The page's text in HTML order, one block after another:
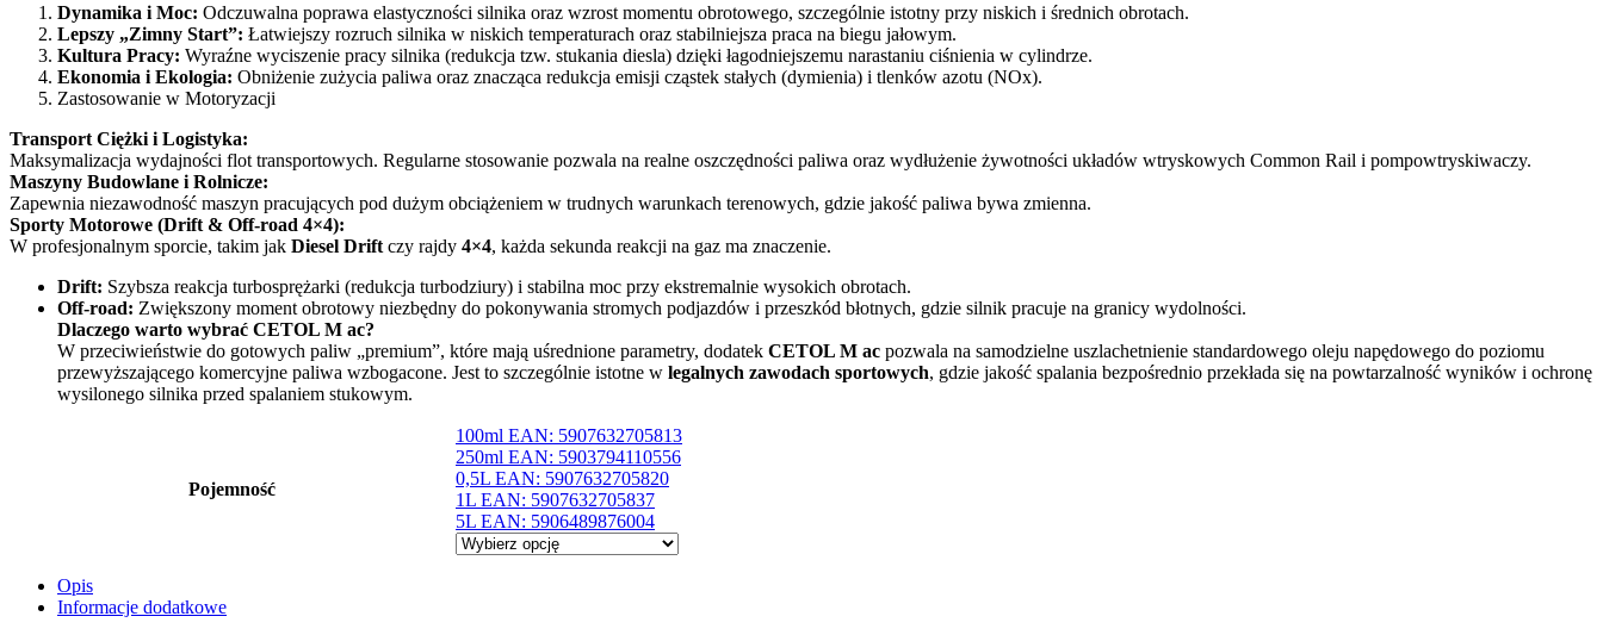
Dynamika i Moc: Odczuwalna poprawa elastyczności silnika oraz wzrost momentu obrotowego, szczególnie istotny przy niskich i średnich obrotach.
Lepszy „Zimny Start”: Łatwiejszy rozruch silnika w niskich temperaturach oraz stabilniejsza praca na biegu jałowym.
Kultura Pracy: Wyraźne wyciszenie pracy silnika (redukcja tzw. stukania diesla) dzięki łagodniejszemu narastaniu ciśnienia w cylindrze.
Ekonomia i Ekologia: Obniżenie zużycia paliwa oraz znacząca redukcja emisji cząstek stałych (dymienia) i tlenków azotu (NOx).
Zastosowanie w Motoryzacji
Transport Ciężki i Logistyka:
Maksymalizacja wydajności flot transportowych. Regularne stosowanie pozwala na realne oszczędności paliwa oraz wydłużenie żywotności układów wtryskowych Common Rail i pompowtryskiwaczy.
Maszyny Budowlane i Rolnicze:
Zapewnia niezawodność maszyn pracujących pod dużym obciążeniem w trudnych warunkach terenowych, gdzie jakość paliwa bywa zmienna.
Sporty Motorowe (Drift & Off-road 4×4):
W profesjonalnym sporcie, takim jak Diesel Drift czy rajdy 4×4, każda sekunda reakcji na gaz ma znaczenie.
Drift: Szybsza reakcja turbosprężarki (redukcja turbodziury) i stabilna moc przy ekstremalnie wysokich obrotach.
Off-road: Zwiększony moment obrotowy niezbędny do pokonywania stromych podjazdów i przeszkód błotnych, gdzie silnik pracuje na granicy wydolności.
Dlaczego warto wybrać CETOL M ac?
W przeciwieństwie do gotowych paliw „premium”, które mają uśrednione parametry, dodatek CETOL M ac pozwala na samodzielne uszlachetnienie standardowego oleju napędowego do poziomu
przewyższającego komercyjne paliwa wzbogacone. Jest to szczególnie istotne w legalnych zawodach sportowych, gdzie jakość spalania bezpośrednio przekłada się na powtarzalność wyników i ochronę
wysilonego silnika przed spalaniem stukowym.
Pojemność
100ml EAN: 5907632705813
250ml EAN: 5903794110556
0,5L EAN: 5907632705820
1L EAN: 5907632705837
5L EAN: 5906489876004
Opis
Informacje dodatkowe